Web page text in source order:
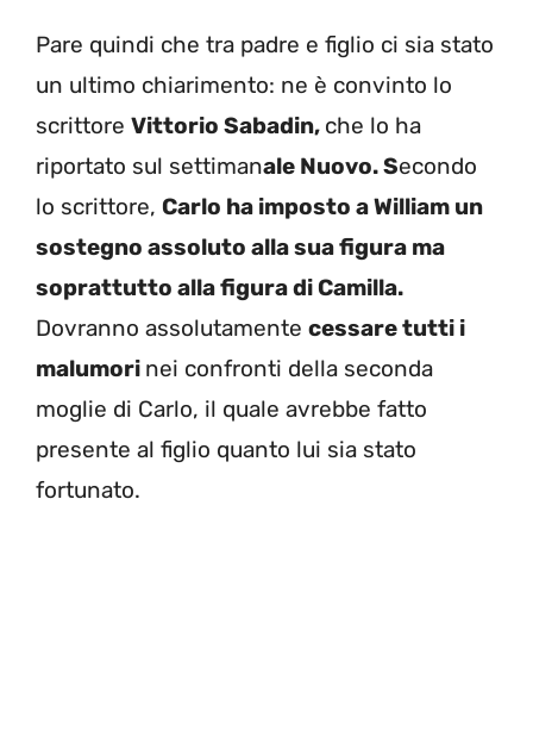
Pare quindi che tra padre e figlio ci sia stato
un ultimo chiarimento: ne è convinto lo
scrittore Vittorio Sabadin, che lo ha
riportato sul settimanale Nuovo. Secondo
lo scrittore, Carlo ha imposto a William un
sostegno assoluto alla sua figura ma
soprattutto alla figura di Camilla.
Dovranno assolutamente cessare tutti i
malumori nei confronti della seconda
moglie di Carlo, il quale avrebbe fatto
presente al figlio quanto lui sia stato
fortunato.